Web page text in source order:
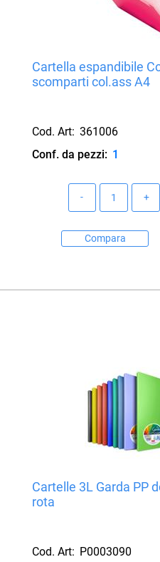
Cartella espandibile
scomparti col.ass A4
Cod. Art: 361006
Conf. da pezzi: 1
Compara
Cartelle 3L Garda PP
rota
Cod. Art: P0003090